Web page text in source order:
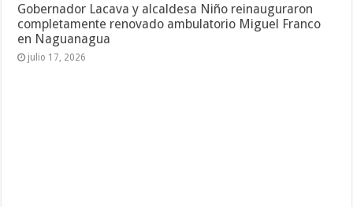
Gobernador Lacava y alcaldesa Niño reinauguraron
completamente renovado ambulatorio Miguel Franco
en Naguanagua
julio 17, 2026